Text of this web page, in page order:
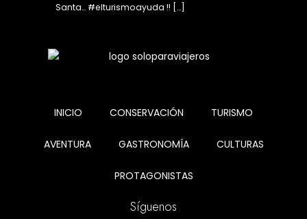
Santa… #elturismoayuda !! […]
INICIO CONSERVACIÓN TURISMO
AVENTURA GASTRONOMÍA CULTURAS
PROTAGONISTAS
Síguenos